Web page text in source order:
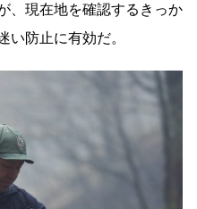
、現在地を確認するきっか
い防止に有効だ。